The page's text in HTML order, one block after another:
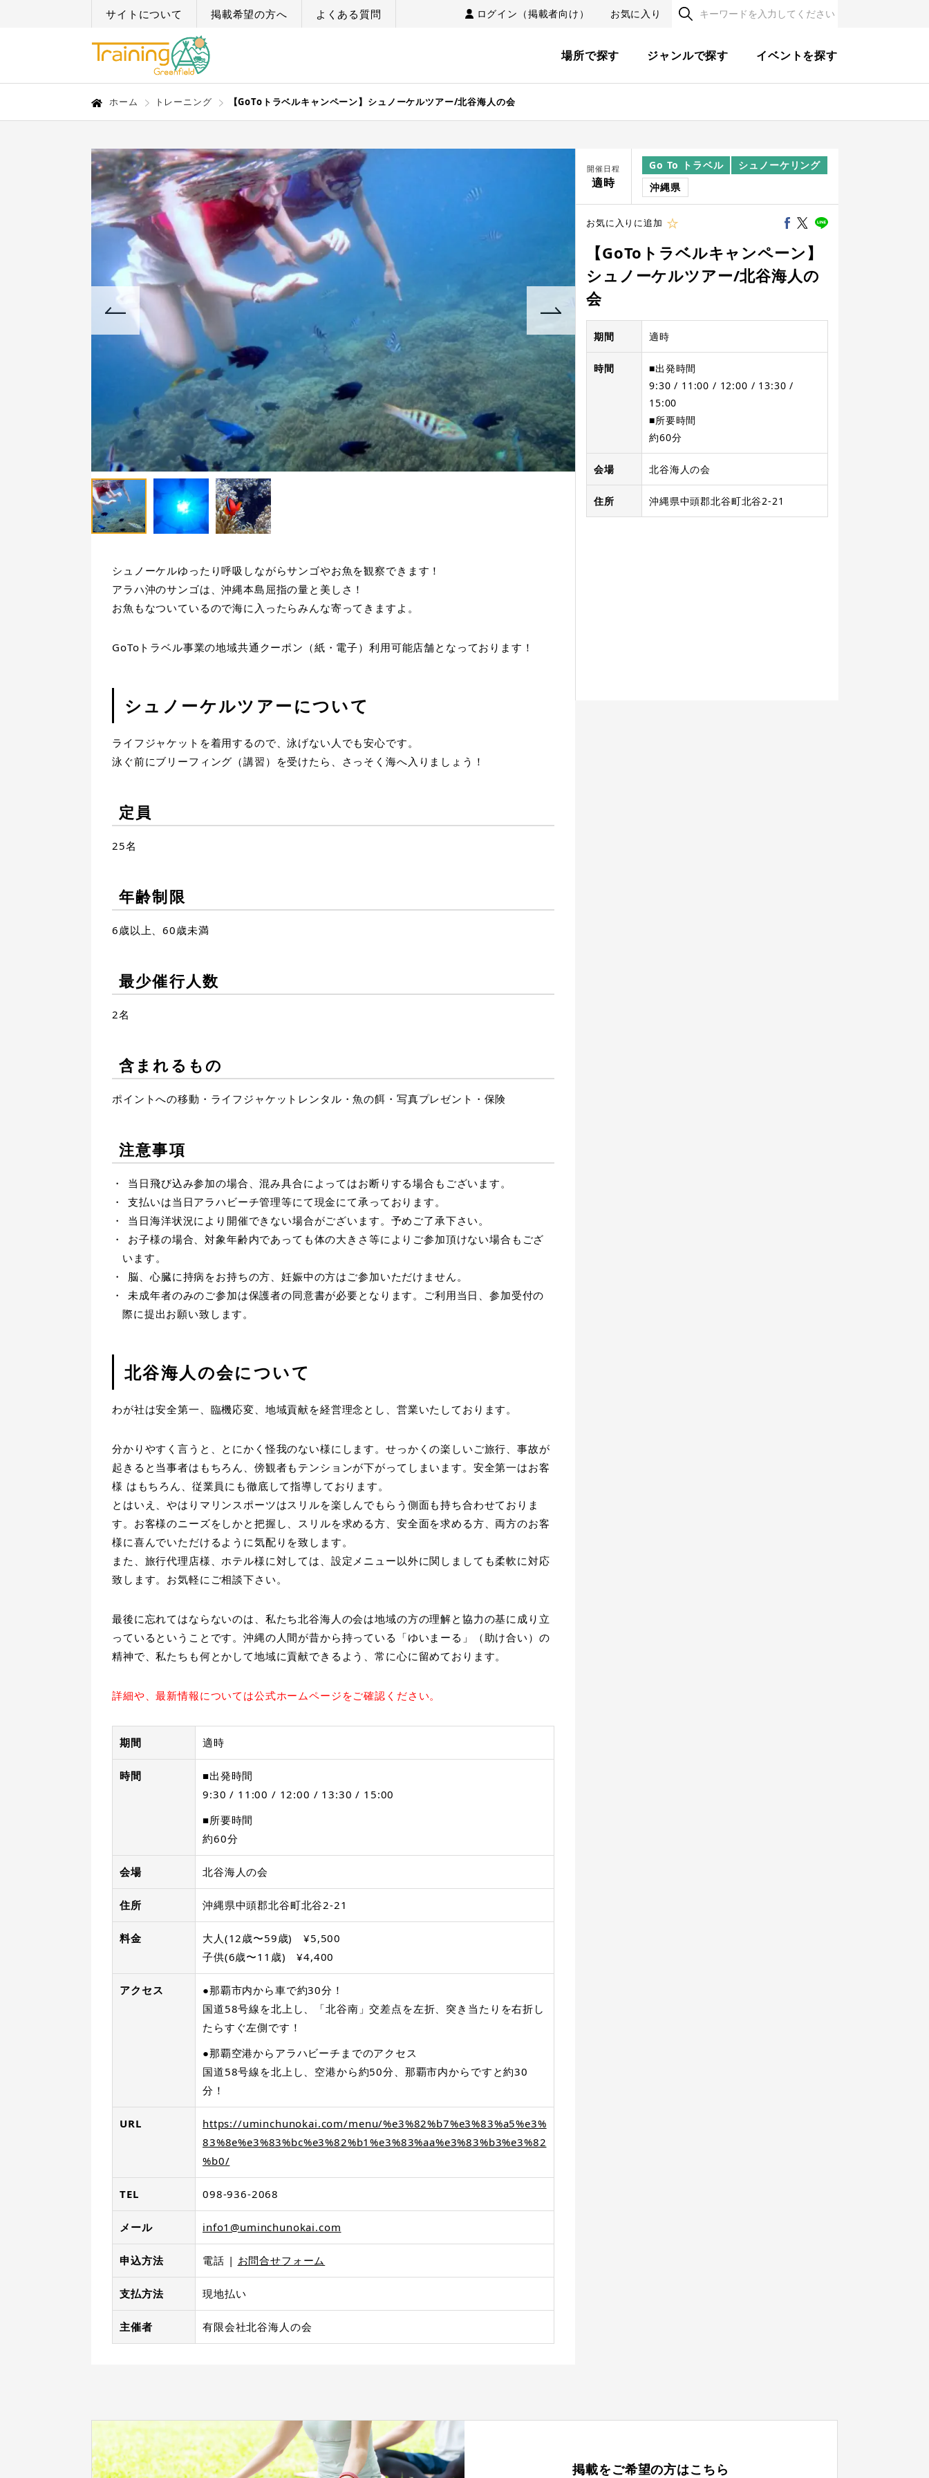
サイトについて 掲載希望の方へ よくある質問 ログイン（掲載者向け） お気に入り
場所で探す ジャンルで探す イベントを探す
ホーム トレーニング 【GoToトラベルキャンペーン】シュノーケルツアー/北谷海人の会
シュノーケルゆったり呼吸しながらサンゴやお魚を観察できます！
アラハ沖のサンゴは、沖縄本島屈指の量と美しさ！
お魚もなついているので海に入ったらみんな寄ってきますよ。
GoToトラベル事業の地域共通クーポン（紙・電子）利用可能店舗となっております！
シュノーケルツアーについて
ライフジャケットを着用するので、泳げない人でも安心です。
泳ぐ前にブリーフィング（講習）を受けたら、さっそく海へ入りましょう！
定員
25名
年齢制限
6歳以上、60歳未満
最少催行人数
2名
含まれるもの
ポイントへの移動・ライフジャケットレンタル・魚の餌・写真プレゼント・保険
注意事項
当日飛び込み参加の場合、混み具合によってはお断りする場合もございます。
支払いは当日アラハビーチ管理等にて現金にて承っております。
当日海洋状況により開催できない場合がございます。予めご了承下さい。
お子様の場合、対象年齢内であっても体の大きさ等によりご参加頂けない場合もござ
います。
脳、心臓に持病をお持ちの方、妊娠中の方はご参加いただけません。
未成年者のみのご参加は保護者の同意書が必要となります。ご利用当日、参加受付の
際に提出お願い致します。
北谷海人の会について
わが社は安全第一、臨機応変、地域貢献を経営理念とし、営業いたしております。
分かりやすく言うと、とにかく怪我のない様にします。せっかくの楽しいご旅行、事故が
起きると当事者はもちろん、傍観者もテンションが下がってしまいます。安全第一はお客
様 はもちろん、従業員にも徹底して指導しております。
とはいえ、やはりマリンスポーツはスリルを楽しんでもらう側面も持ち合わせておりま
す。お客様のニーズをしかと把握し、スリルを求める方、安全面を求める方、両方のお客
様に喜んでいただけるように気配りを致します。
また、旅行代理店様、ホテル様に対しては、設定メニュー以外に関しましても柔軟に対応
致します。お気軽にご相談下さい。
最後に忘れてはならないのは、私たち北谷海人の会は地域の方の理解と協力の基に成り立
っているということです。沖縄の人間が昔から持っている「ゆいまーる」（助け合い）の
精神で、私たちも何とかして地域に貢献できるよう、常に心に留めております。
詳細や、最新情報については公式ホームページをご確認ください。
期間 適時
時間
■出発時間
9:30 / 11:00 / 12:00 / 13:30 / 15:00
■所要時間
約60分
会場 北谷海人の会
住所 沖縄県中頭郡北谷町北谷2-21
料金
大人(12歳〜59歳) ¥5,500
子供(6歳〜11歳) ¥4,400
アクセス
●那覇市内から車で約30分！
国道58号線を北上し、「北谷南」交差点を左折、突き当たりを右折し
たらすぐ左側です！
●那覇空港からアラハビーチまでのアクセス
国道58号線を北上し、空港から約50分、那覇市内からですと約30
分！
URL
https://uminchunokai.com/menu/%e3%82%b7%e3%83%a5%e3%
83%8e%e3%83%bc%e3%82%b1%e3%83%aa%e3%83%b3%e3%82
%b0/
TEL 098-936-2068
メール info1@uminchunokai.com
申込方法 電話 お問合せフォーム
支払方法 現地払い
主催者 有限会社北谷海人の会
開催日程
適時
Go To トラベル
シュノーケリング
沖縄県
お気に入りに追加
【GoToトラベルキャンペーン】
シュノーケルツアー/北谷海人の
会
期間 適時
時間
■出発時間
9:30 / 11:00 / 12:00 / 13:30 /
15:00
■所要時間
約60分
会場 北谷海人の会
住所 沖縄県中頭郡北谷町北谷2-21
掲載をご希望の方はこちら